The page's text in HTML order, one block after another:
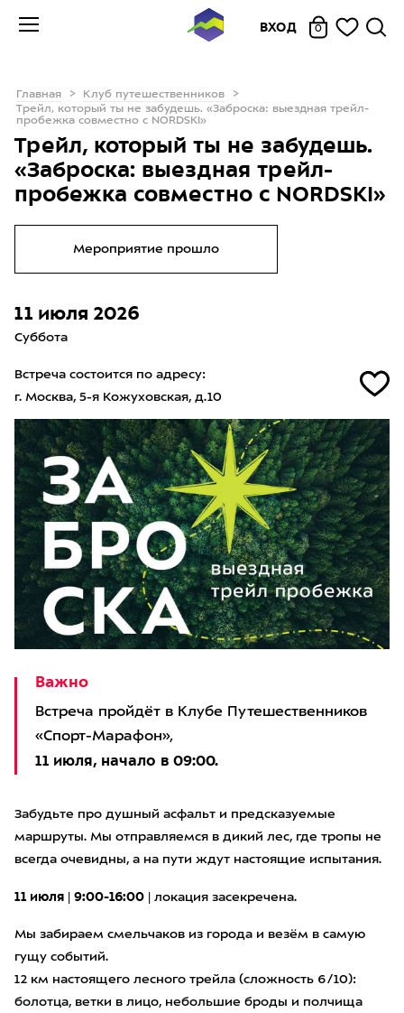
ВХОД 0
Главная
Клуб путешественников
Трейл, который ты не забудешь. «Заброска: выездная трейл-
пробежка совместно с NORDSKI»
Трейл, который ты не забудешь.
«Заброска: выездная трейл-
пробежка совместно с NORDSKI»
Мероприятие прошло
11 июля 2026
Суббота
Встреча состоится по адресу:
г. Москва, 5-я Кожуховская, д.10
Важно
Встреча пройдёт в Клубе Путешественников
«Спорт-Марафон»,
11 июля, начало в 09:00.
Забудьте про душный асфальт и предсказуемые
маршруты. Мы отправляемся в дикий лес, где тропы не
всегда очевидны, а на пути ждут настоящие испытания.
11 июля | 9:00-16:00 | локация засекречена.
Мы забираем смельчаков из города и везём в самую
гущу событий.
12 км настоящего лесного трейла (сложность 6/10):
болотца, ветки в лицо, небольшие броды и полчища